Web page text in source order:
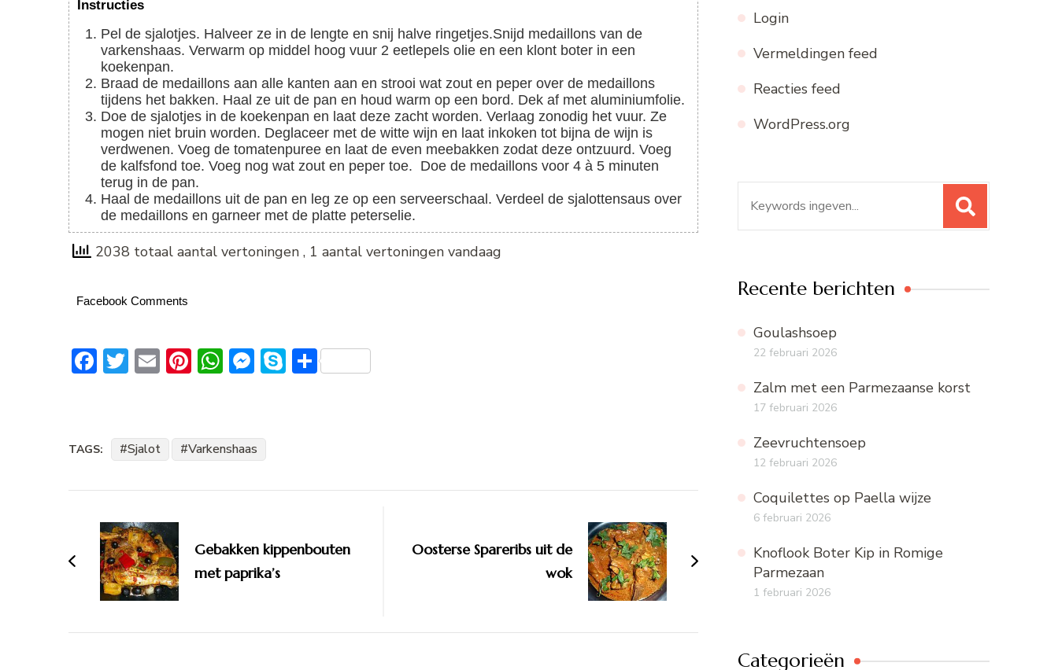
Instructies
Pel de sjalotjes. Halveer ze in de lengte en snij halve ringetjes.Snijd medaillons van de
varkenshaas. Verwarm op middel hoog vuur 2 eetlepels olie en een klont boter in een
koekenpan.
Braad de medaillons aan alle kanten aan en strooi wat zout en peper over de medaillons
tijdens het bakken. Haal ze uit de pan en houd warm op een bord. Dek af met aluminiumfolie.
Doe de sjalotjes in de koekenpan en laat deze zacht worden. Verlaag zonodig het vuur. Ze
mogen niet bruin worden. Deglaceer met de witte wijn en laat inkoken tot bijna de wijn is
verdwenen. Voeg de tomatenpuree en laat de even meebakken zodat deze ontzuurd. Voeg
de kalfsfond toe. Voeg nog wat zout en peper toe. Doe de medaillons voor 4 à 5 minuten
terug in de pan.
Haal de medaillons uit de pan en leg ze op een serveerschaal. Verdeel de sjalottensaus over
de medaillons en garneer met de platte peterselie.
2038 totaal aantal vertoningen , 1 aantal vertoningen vandaag
Facebook Comments
Facebook
Twitter
EmailPinterest
WhatsApp
Messenger
Skype
Delen
TAGS: Sjalot Varkenshaas
navigatie
Gebakken kippenbouten
met paprika’s
Oosterse Spareribs uit de
wok
Login
Vermeldingen feed
Reacties feed
WordPress.org
naar:
Recente berichten
Goulashsoep
22 februari 2026
Zalm met een Parmezaanse korst
17 februari 2026
Zeevruchtensoep
12 februari 2026
Coquilettes op Paella wijze
6 februari 2026
Knoflook Boter Kip in Romige
Parmezaan
1 februari 2026
Categorieën